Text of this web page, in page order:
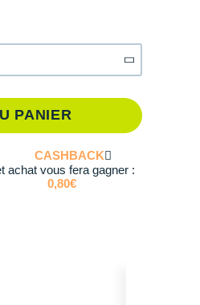
PANIER
CASHBACK
achat vous fera gagner :
0,80€